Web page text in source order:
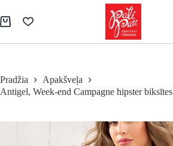
to
content
Shopping
Pradžia
Apakšveļa
Antigel, Week-end Campagne hipster biksītes